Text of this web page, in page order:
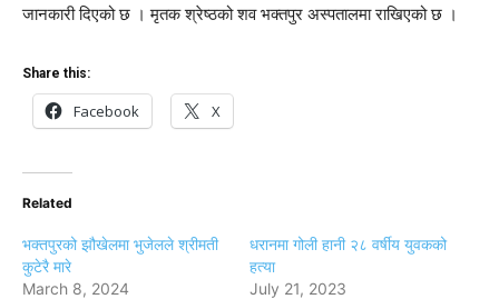
जानकारी दिएको छ । मृतक श्रेष्ठको शव भक्तपुर अस्पतालमा राखिएको छ ।
Share this:
Facebook X
Related
भक्तपुरको झौखेलमा भुजेलले श्रीमती
कुटेरै मारे
March 8, 2024
धरानमा गोली हानी २८ वर्षीय युवकको
हत्या
July 21, 2023